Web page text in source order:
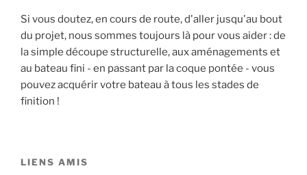
Si vous doutez, en cours de route, d'aller jusqu'au bout
du projet, nous sommes toujours là pour vous aider : de
la simple découpe structurelle, aux aménagements et
au bateau fini - en passant par la coque pontée - vous
pouvez acquérir votre bateau à tous les stades de
finition !
LIENS AMIS